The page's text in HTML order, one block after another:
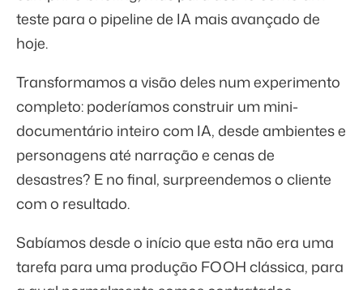
teste para o pipeline de IA mais avançado de
hoje.
Transformamos a visão deles num experimento
completo: poderíamos construir um mini-
documentário inteiro com IA, desde ambientes e
personagens até narração e cenas de
desastres? E no final, surpreendemos o cliente
com o resultado.
Sabíamos desde o início que esta não era uma
tarefa para uma produção FOOH clássica, para